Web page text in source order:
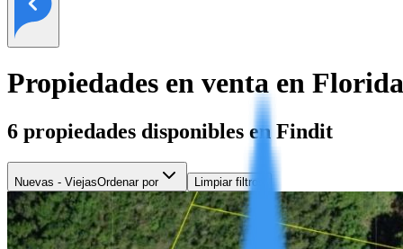
Propiedades en venta en Florida
6 propiedades disponibles en Findit
Nuevas - ViejasOrdenar por Limpiar filtros